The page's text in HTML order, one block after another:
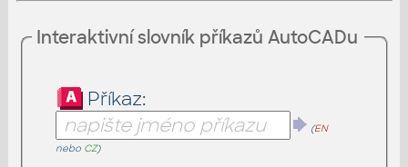
Interaktivní slovník příkazů AutoCADu
Příkaz:
(EN
nebo CZ)